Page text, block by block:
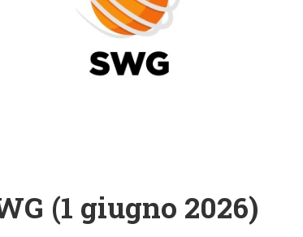
(1 giugno 2026)